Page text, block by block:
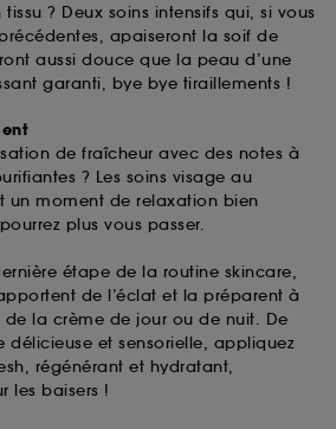
? Deux soins intensifs qui, si vous
apaiseront la soif de
aussi douce que la peau d’une
garanti, bye bye tiraillements !
de fraîcheur avec des notes à
? Les soins visage au
un moment de relaxation bien
plus vous passer.
étape de la routine skincare,
de l’éclat et la préparent à
de la crème de jour ou de nuit. De
délicieuse et sensorielle, appliquez
régénérant et hydratant,
les baisers !